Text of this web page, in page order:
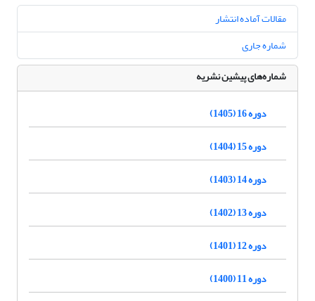
مقالات آماده انتشار
شماره جاری
شماره‌های پیشین نشریه
دوره 16 (1405)
دوره 15 (1404)
دوره 14 (1403)
دوره 13 (1402)
دوره 12 (1401)
دوره 11 (1400)